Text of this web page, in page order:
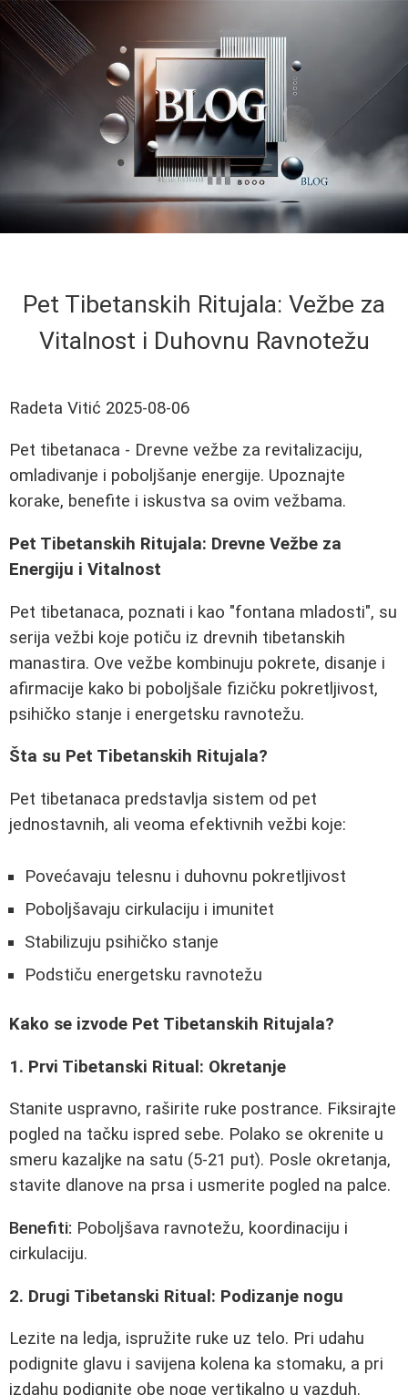
Pet Tibetanskih Ritujala: Vežbe za
Vitalnost i Duhovnu Ravnotežu
Radeta Vitić 2025-08-06
Pet tibetanaca - Drevne vežbe za revitalizaciju,
omladivanje i poboljšanje energije. Upoznajte
korake, benefite i iskustva sa ovim vežbama.
Pet Tibetanskih Ritujala: Drevne Vežbe za
Energiju i Vitalnost
Pet tibetanaca, poznati i kao "fontana mladosti", su
serija vežbi koje potiču iz drevnih tibetanskih
manastira. Ove vežbe kombinuju pokrete, disanje i
afirmacije kako bi poboljšale fizičku pokretljivost,
psihičko stanje i energetsku ravnotežu.
Šta su Pet Tibetanskih Ritujala?
Pet tibetanaca predstavlja sistem od pet
jednostavnih, ali veoma efektivnih vežbi koje:
Povećavaju telesnu i duhovnu pokretljivost
Poboljšavaju cirkulaciju i imunitet
Stabilizuju psihičko stanje
Podstiču energetsku ravnotežu
Kako se izvode Pet Tibetanskih Ritujala?
1. Prvi Tibetanski Ritual: Okretanje
Stanite uspravno, raširite ruke postrance. Fiksirajte
pogled na tačku ispred sebe. Polako se okrenite u
smeru kazaljke na satu (5-21 put). Posle okretanja,
stavite dlanove na prsa i usmerite pogled na palce.
Benefiti: Poboljšava ravnotežu, koordinaciju i
cirkulaciju.
2. Drugi Tibetanski Ritual: Podizanje nogu
Lezite na ledja, ispružite ruke uz telo. Pri udahu
podignite glavu i savijena kolena ka stomaku, a pri
izdahu podignite obe noge vertikalno u vazduh.